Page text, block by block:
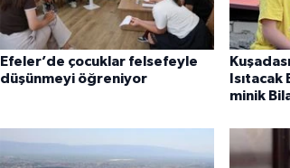
Efeler’de çocuklar felsefeyle
düşünmeyi öğreniyor
Isıtacak
minik